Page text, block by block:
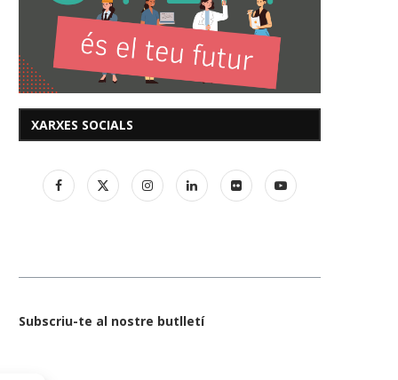
XARXES SOCIALS
Subscriu-te al nostre butlletí